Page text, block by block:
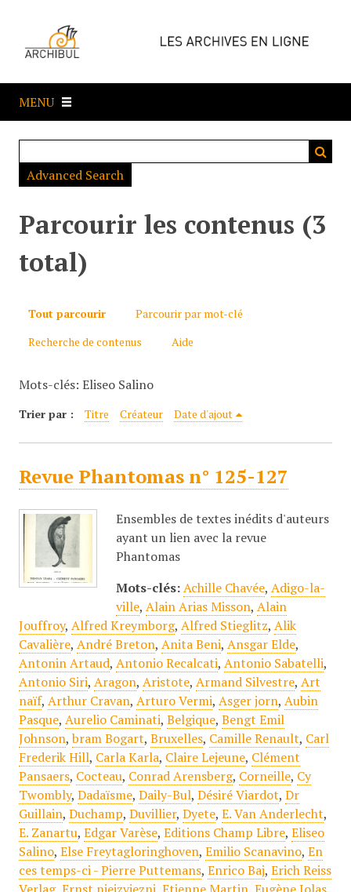
e
a
MENU
Advanced Search
Parcourir les contenus (3
total)
Tout parcourir
Parcourir par mot-clé
Recherche de contenus
Aide
Mots-clés: Eliseo Salino
Trier par : Titre Créateur Date d'ajout
Revue Phantomas n° 125-127
Ensembles de textes inédits d'auteurs
ayant un lien avec la revue
Phantomas
Mots-clés: Achille Chavée, Adigo-la-
ville, Alain Arias Misson, Alain
Jouffroy, Alfred Kreymborg, Alfred Stieglitz, Alik
Cavalière, André Breton, Anita Beni, Ansgar Elde,
Antonin Artaud, Antonio Recalcati, Antonio Sabatelli,
Antonio Siri, Aragon, Aristote, Armand Silvestre, Art
naïf, Arthur Cravan, Arturo Vermi, Asger jorn, Aubin
Pasque, Aurelio Caminati, Belgique, Bengt Emil
Johnson,bram Bogart, Bruxelles, Camille Renault, Carl
Frederik Hill, Carla Karla, Claire Lejeune, Clément
Pansaers, Cocteau, Conrad Arensberg, Corneille, Cy
Twombly, Dadaïsme, Daily-Bul, Désiré Viardot, Dr
Guillain, Duchamp, Duvillier, Dyete, E. Van Anderlecht,
E. Zanartu, Edgar Varèse, Editions Champ Libre, Eliseo
Salino, Else Freytagloringhoven, Emilio Scanavino, En
ces temps-ci - Pierre Puttemans, Enrico Baj, Erich Reiss